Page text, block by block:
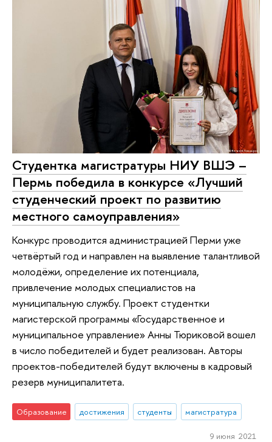
Студентка магистратуры НИУ ВШЭ –
Пермь победила в конкурсе «Лучший
студенческий проект по развитию
местного самоуправления»
Конкурс проводится администрацией Перми уже
четвёртый год и направлен на выявление талантливой
молодёжи, определение их потенциала,
привлечение молодых специалистов на
муниципальную службу. Проект студентки
магистерской программы «Государственное и
муниципальное управление» Анны Тюриковой вошел
в число победителей и будет реализован. Авторы
проектов-победителей будут включены в кадровый
резерв муниципалитета.
Образование достижения студенты магистратура
9 июня 2021